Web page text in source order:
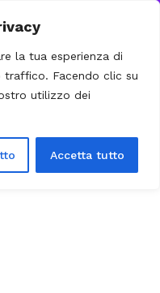
la tua esperienza di
traffico. Facendo clic su
utilizzo dei
Accetta tutto
SPEDIZIONI NAZIONALI E
- BRT - UPSIgnora